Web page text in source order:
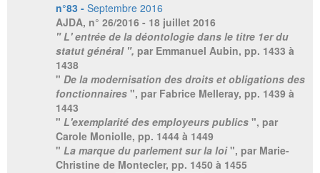
n°83 - Septembre 2016
AJDA, n° 26/2016 - 18 juillet 2016
" L' entrée de la déontologie dans le titre 1er du
statut général ", par Emmanuel Aubin, pp. 1433 à
1438
" De la modernisation des droits et obligations des
fonctionnaires", par Fabrice Melleray, pp. 1439 à
1443
" L'exemplarité des employeurs publics ", par
Carole Moniolle, pp. 1444 à 1449
" La marque du parlement sur la loi", par Marie-
Christine de Montecler, pp. 1450 à 1455